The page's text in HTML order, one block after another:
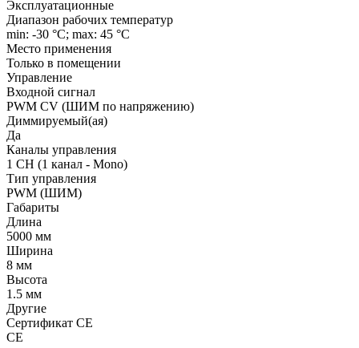
Эксплуатационные
Диапазон рабочих температур
min: -30 °C; max: 45 °C
Место применения
Только в помещении
Управление
Входной сигнал
PWM СV (ШИМ по напряжению)
Диммируемый(ая)
Да
Каналы управления
1 CH (1 канал - Mono)
Тип управления
PWM (ШИМ)
Габариты
Длина
5000 мм
Ширина
8 мм
Высота
1.5 мм
Другие
Сертификат CE
CE